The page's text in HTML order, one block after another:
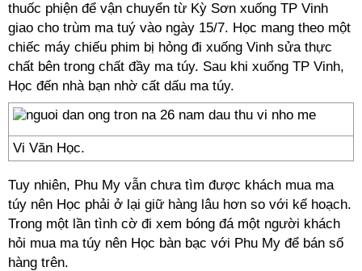
thuốc phiện để vận chuyển từ Kỳ Sơn xuống TP Vinh
giao cho trùm ma tuý vào ngày 15/7. Học mang theo một
chiếc máy chiếu phim bị hỏng đi xuống Vinh sửa thực
chất bên trong chất đầy ma túy. Sau khi xuống TP Vinh,
Học đến nhà bạn nhờ cất dấu ma túy.
Vi Văn Học.
Tuy nhiên, Phu My vẫn chưa tìm được khách mua ma
túy nên Học phải ở lại giữ hàng lâu hơn so với kế hoạch.
Trong một lần tình cờ đi xem bóng đá một người khách
hỏi mua ma túy nên Học bàn bạc với Phu My để bán số
hàng trên.